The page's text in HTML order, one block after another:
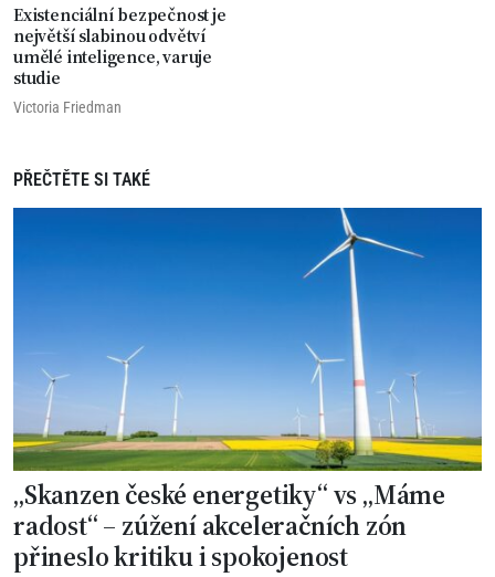
Existenciální bezpečnost je
největší slabinou odvětví
umělé inteligence, varuje
studie
Victoria Friedman
PŘEČTĚTE SI TAKÉ
„Skanzen české energetiky“ vs „Máme
radost“ – zúžení akceleračních zón
přineslo kritiku i spokojenost